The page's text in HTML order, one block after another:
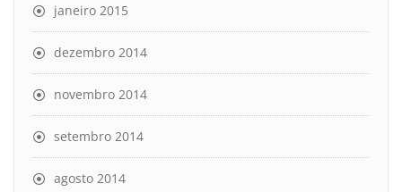
janeiro 2015
dezembro 2014
novembro 2014
setembro 2014
agosto 2014